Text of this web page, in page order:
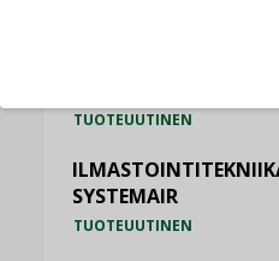
TUOTEUUTINEN
SYSTEMAIR
TUOTEUUTINEN